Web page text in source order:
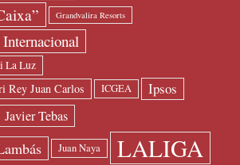
Grandvalira Resorts
La Luz
Rey Juan Carlos ICGEA Ipsos
Javier Tebas
Juan Naya LALIGA